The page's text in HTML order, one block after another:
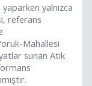
yalnızca
referans
Mahallesi
sunan Atik